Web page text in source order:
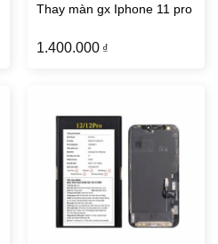
Thay màn gx Iphone 11 pro
1.400.000 ₫